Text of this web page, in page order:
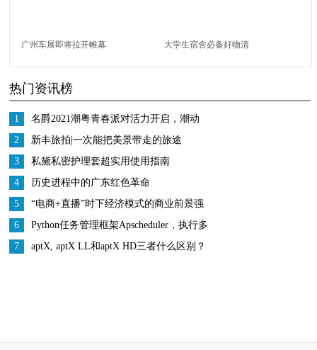
广州车展即将拉开帷幕
人”
大学生宿舍必备好物清
热门资讯榜
1
名爵2021潮粤青春派对活力开启，潮动
珠江之畔
2
新丰旅拍|一次能把美景带走的旅途
3
私黛私密护理套超实用使用指南
4
历史进程中的广东红色革命
5
“电商+直播”时下经济模式的商业前景强
6
Python任务管理框架Apscheduler，执行多
7 aptX, aptX LL和aptX HD三者什么区别？